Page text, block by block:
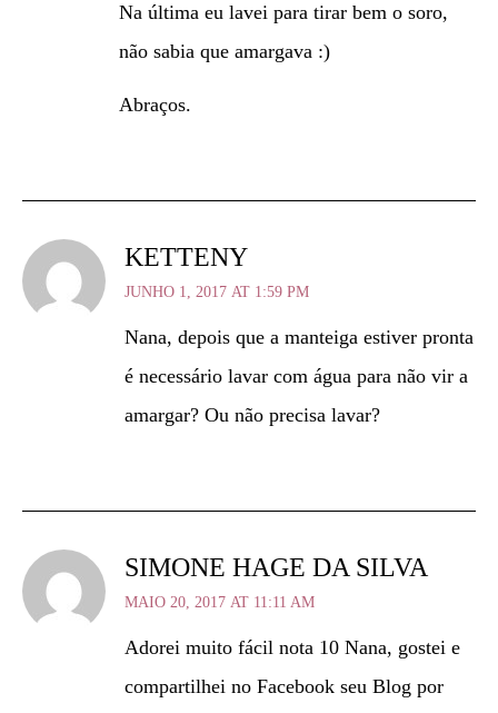
Na última eu lavei para tirar bem o soro,
não sabia que amargava :)
Abraços.
KETTENY
JUNHO 1, 2017 AT 1:59 PM
Nana, depois que a manteiga estiver pronta
é necessário lavar com água para não vir a
amargar? Ou não precisa lavar?
SIMONE HAGE DA SILVA
MAIO 20, 2017 AT 11:11 AM
Adorei muito fácil nota 10 Nana, gostei e
compartilhei no Facebook seu Blog por